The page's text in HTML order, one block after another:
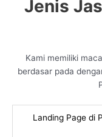
Jenis
Kami memiliki
berdasar pada
Landing Page di